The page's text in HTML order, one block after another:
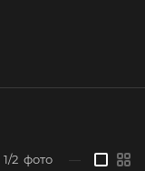
1/2 фото —